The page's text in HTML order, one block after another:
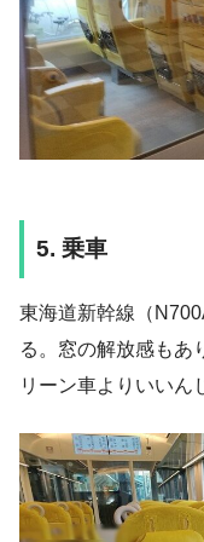
5. 乗車
東海道新幹線（
る。窓の解放感もあ
リーン車よりいいん